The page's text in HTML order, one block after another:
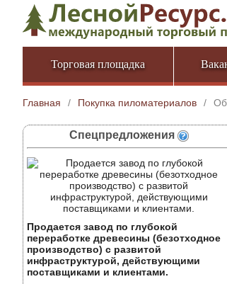
Торговая площадка
Главная / Покупка пиломатериалов /
Спецпредложения
Продается завод по глубокой
переработке древесины (безотходное
производство) с развитой
инфраструктурой, действующими
поставщиками и клиентами.